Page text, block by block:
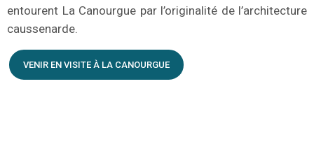
entourent La Canourgue par l’originalité de l’architecture
caussenarde.
VENIR EN VISITE À LA CANOURGUE